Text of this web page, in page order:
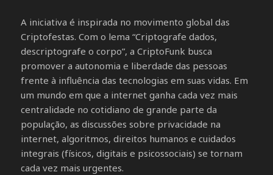
A iniciativa é inspirada no movimento global das
Criptofestas. Com o lema “Criptografe dados,
descriptografe o corpo”, a CriptoFunk busca
promover a autonomia e liberdade das pessoas
frente à influência das tecnologias em suas vidas. Em
um mundo em que a internet ganha cada vez mais
centralidade no cotidiano de grande parte da
população, as discussões sobre privacidade na
internet, algoritmos, direitos humanos e cuidados
integrais (físicos, digitais e psicossociais) se tornam
cada vez mais urgentes.